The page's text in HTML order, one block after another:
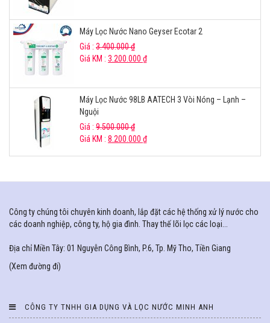
Máy Lọc Nước Nano Geyser Ecotar 2
Giá : 3.400.000₫
Giá KM : 3.200.000 ₫
Máy Lọc Nước 98LB AATECH 3 Vòi Nóng – Lạnh –
Nguội
Giá : 9.500.000₫
Giá KM : 8.200.000 ₫
Công ty chúng tôi chuyên kinh doanh, lắp đặt các hệ thống xử lý nước cho
các doanh nghiệp, công ty, hộ gia đình. Thay thế lõi lọc các loại...
Địa chỉ Miền Tây: 01 Nguyễn Công Bình, P.6, Tp. Mỹ Tho, Tiền Giang
(Xem đường đi)
CÔNG TY TNHH GIA DỤNG VÀ LỌC NƯỚC MINH ANH